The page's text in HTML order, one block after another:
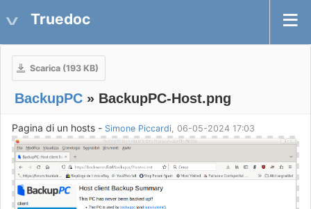
Truedoc
Scarica (193 KB)
BackupPC » BackupPC-Host.png
Pagina di un hosts - Simone Piccardi, 06-05-2024 17:03